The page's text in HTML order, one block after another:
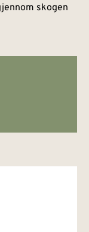
skogen